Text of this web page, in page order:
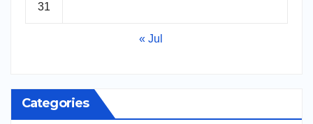
31
« Jul
Categories